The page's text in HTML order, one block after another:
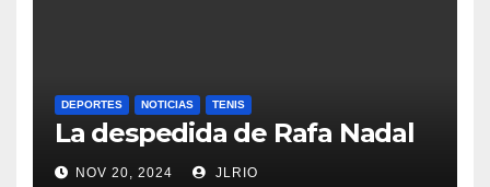
DEPORTES NOTICIAS TENIS
La despedida de Rafa Nadal
NOV 20, 2024 JLRIO